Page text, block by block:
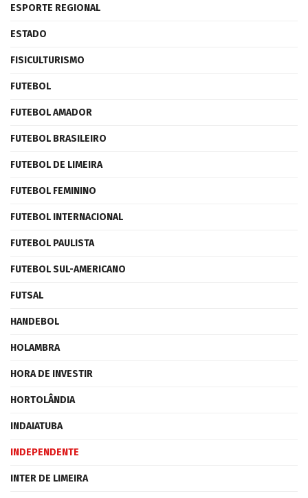
ESPORTE REGIONAL
ESTADO
FISICULTURISMO
FUTEBOL
FUTEBOL AMADOR
FUTEBOL BRASILEIRO
FUTEBOL DE LIMEIRA
FUTEBOL FEMININO
FUTEBOL INTERNACIONAL
FUTEBOL PAULISTA
FUTEBOL SUL-AMERICANO
FUTSAL
HANDEBOL
HOLAMBRA
HORA DE INVESTIR
HORTOLÂNDIA
INDAIATUBA
INDEPENDENTE
INTER DE LIMEIRA